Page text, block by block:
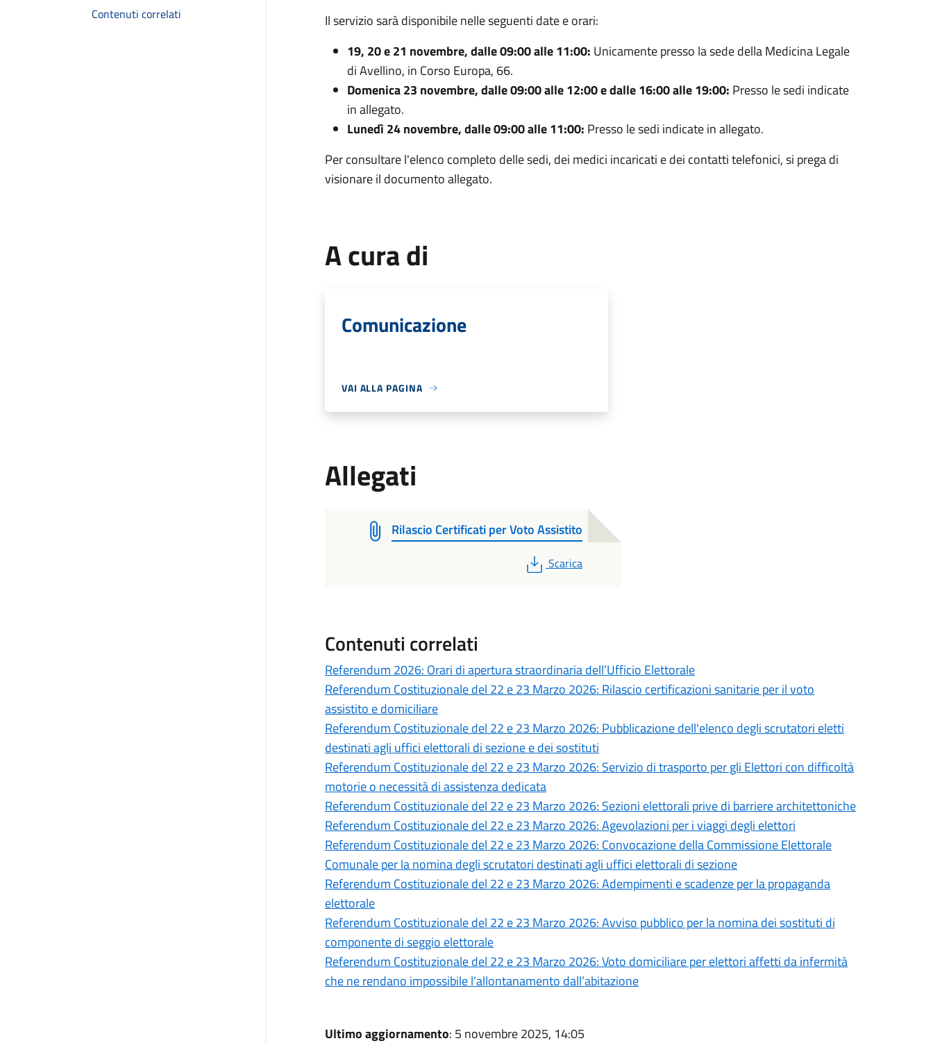
Contenuti correlati
Il servizio sarà disponibile nelle seguenti date e orari:
19, 20 e 21 novembre, dalle 09:00 alle 11:00: Unicamente presso la sede della Medicina Legale
di Avellino, in Corso Europa, 66.
Domenica 23 novembre, dalle 09:00 alle 12:00 e dalle 16:00 alle 19:00: Presso le sedi indicate
in allegato.
Lunedì 24 novembre, dalle 09:00 alle 11:00: Presso le sedi indicate in allegato.
Per consultare l'elenco completo delle sedi, dei medici incaricati e dei contatti telefonici, si prega di
visionare il documento allegato.
A cura di
Comunicazione
VAI ALLA PAGINA
Allegati
Rilascio Certificati per Voto Assistito
PDF
Scarica
Contenuti correlati
Referendum 2026: Orari di apertura straordinaria dell’Ufficio Elettorale
Referendum Costituzionale del 22 e 23 Marzo 2026: Rilascio certificazioni sanitarie per il voto
assistito e domiciliare
Referendum Costituzionale del 22 e 23 Marzo 2026: Pubblicazione dell'elenco degli scrutatori eletti
destinati agli uffici elettorali di sezione e dei sostituti
Referendum Costituzionale del 22 e 23 Marzo 2026: Servizio di trasporto per gli Elettori con difficoltà
motorie o necessità di assistenza dedicata
Referendum Costituzionale del 22 e 23 Marzo 2026: Sezioni elettorali prive di barriere architettoniche
Referendum Costituzionale del 22 e 23 Marzo 2026: Agevolazioni per i viaggi degli elettori
Referendum Costituzionale del 22 e 23 Marzo 2026: Convocazione della Commissione Elettorale
Comunale per la nomina degli scrutatori destinati agli uffici elettorali di sezione
Referendum Costituzionale del 22 e 23 Marzo 2026: Adempimenti e scadenze per la propaganda
elettorale
Referendum Costituzionale del 22 e 23 Marzo 2026: Avviso pubblico per la nomina dei sostituti di
componente di seggio elettorale
Referendum Costituzionale del 22 e 23 Marzo 2026: Voto domiciliare per elettori affetti da infermità
che ne rendano impossibile l’allontanamento dall’abitazione
Ultimo aggiornamento: 5 novembre 2025, 14:05